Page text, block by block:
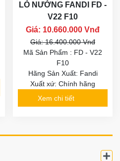
LÒ NƯỚNG FANDI FD -
V22 F10
Giá: 10.660.000 Vnđ
Giá: 16.400.000 Vnđ
Mã Sản Phẩm : FD - V22
F10
Hãng Sản Xuất: Fandi
Xuất xứ: Chính hãng
Xem chi tiết